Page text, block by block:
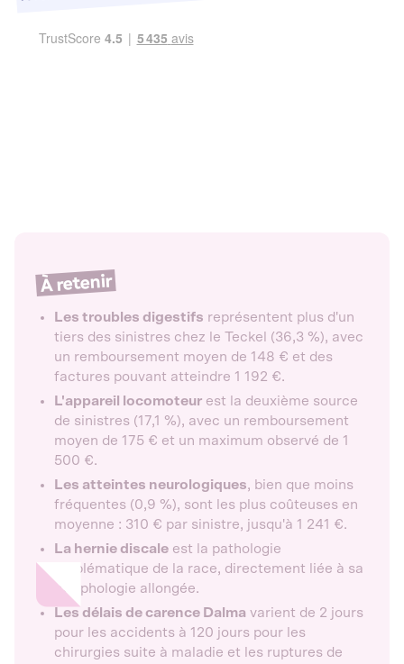
À retenir
Les troubles digestifs représentent plus d'un
tiers des sinistres chez le Teckel (36,3 %), avec
un remboursement moyen de 148 € et des
factures pouvant atteindre 1 192 €.
L'appareil locomoteur est la deuxième source
de sinistres (17,1 %), avec un remboursement
moyen de 175 € et un maximum observé de 1
500 €.
Les atteintes neurologiques, bien que moins
fréquentes (0,9 %), sont les plus coûteuses en
moyenne : 310 € par sinistre, jusqu'à 1 241 €.
La hernie discale est la pathologie
emblématique de la race, directement liée à sa
morphologie allongée.
Les délais de carence Dalma varient de 2 jours
pour les accidents à 120 jours pour les
chirurgies suite à maladie et les ruptures de